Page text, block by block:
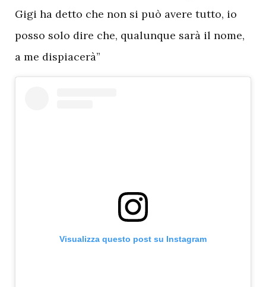
Gigi ha detto che non si può avere tutto, io
posso solo dire che, qualunque sarà il nome,
a me dispiacerà”
Visualizza questo post su Instagram